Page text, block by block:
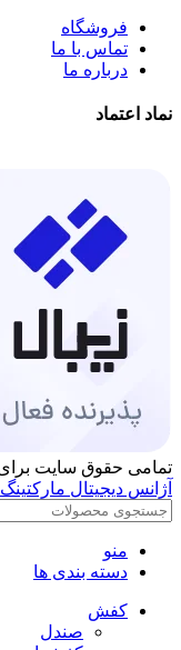
فروشگاه
تماس با ما
درباره ما
نماد اعتماد
تمامی حقوق سایت
آژانس دیجیتال مارکتینگ
منو
دسته بندی ها
کفش
صندل